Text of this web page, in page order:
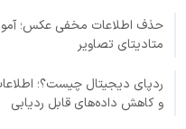
حذف اطلاعات مخفی عکس؛
متادیتای تصاویر
ردپای دیجیتال چیست؟؛
و کاهش داده‌های قابل ردیابی